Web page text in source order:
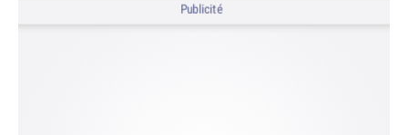
Publicité